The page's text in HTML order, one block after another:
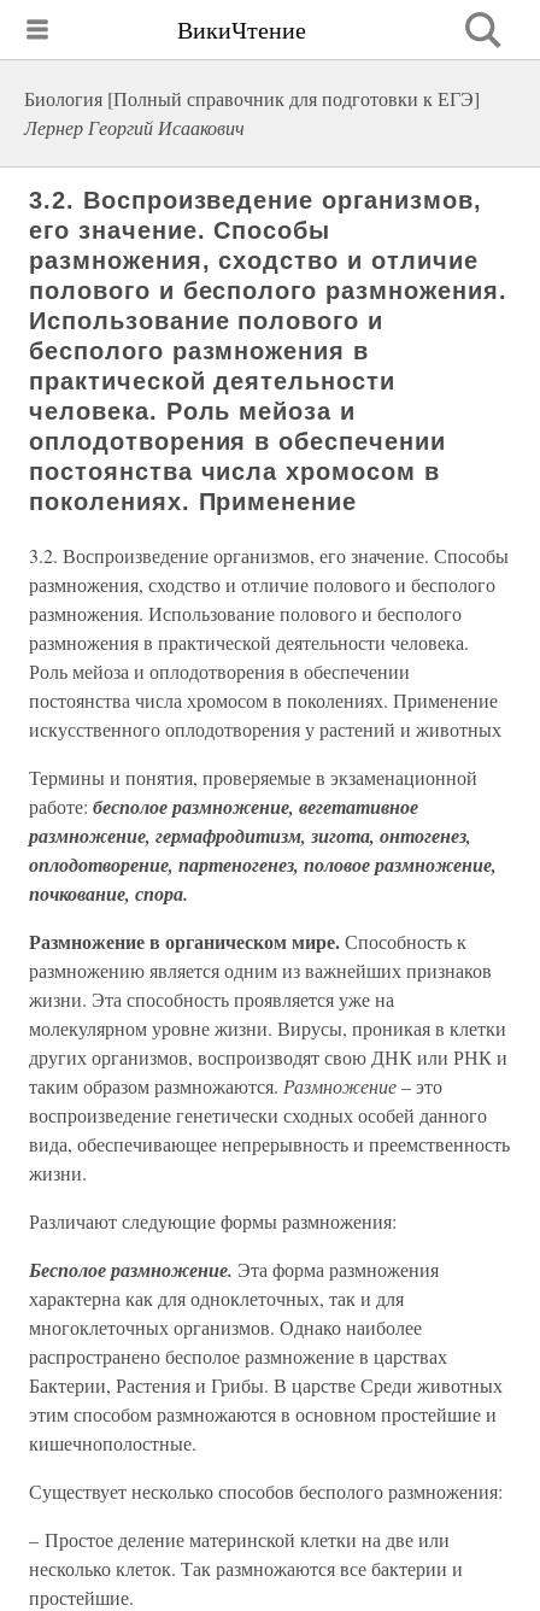
ВикиЧтение
Биология [Полный справочник для подготовки к ЕГЭ]
Лернер Георгий Исаакович
3.2. Воспроизведение организмов,
его значение. Способы
размножения, сходство и отличие
полового и бесполого размножения.
Использование полового и
бесполого размножения в
практической деятельности
человека. Роль мейоза и
оплодотворения в обеспечении
постоянства числа хромосом в
поколениях. Применение
3.2. Воспроизведение организмов, его значение. Способы
размножения, сходство и отличие полового и бесполого
размножения. Использование полового и бесполого
размножения в практической деятельности человека.
Роль мейоза и оплодотворения в обеспечении
постоянства числа хромосом в поколениях. Применение
искусственного оплодотворения у растений и животных
Термины и понятия, проверяемые в экзаменационной
работе: бесполое размножение, вегетативное
размножение, гермафродитизм, зигота, онтогенез,
оплодотворение, партеногенез, половое размножение,
почкование, спора.
Размножение в органическом мире.Способность к
размножению является одним из важнейших признаков
жизни. Эта способность проявляется уже на
молекулярном уровне жизни. Вирусы, проникая в клетки
других организмов, воспроизводят свою ДНК или РНК и
таким образом размножаются. Размножение– это
воспроизведение генетически сходных особей данного
вида, обеспечивающее непрерывность и преемственность
жизни.
Различают следующие формы размножения:
Бесполое размножение. Эта форма размножения
характерна как для одноклеточных, так и для
многоклеточных организмов. Однако наиболее
распространено бесполое размножение в царствах
Бактерии, Растения и Грибы. В царстве Среди животных
этим способом размножаются в основном простейшие и
кишечнополостные.
Существует несколько способов бесполого размножения:
– Простое деление материнской клетки на две или
несколько клеток. Так размножаются все бактерии и
простейшие.